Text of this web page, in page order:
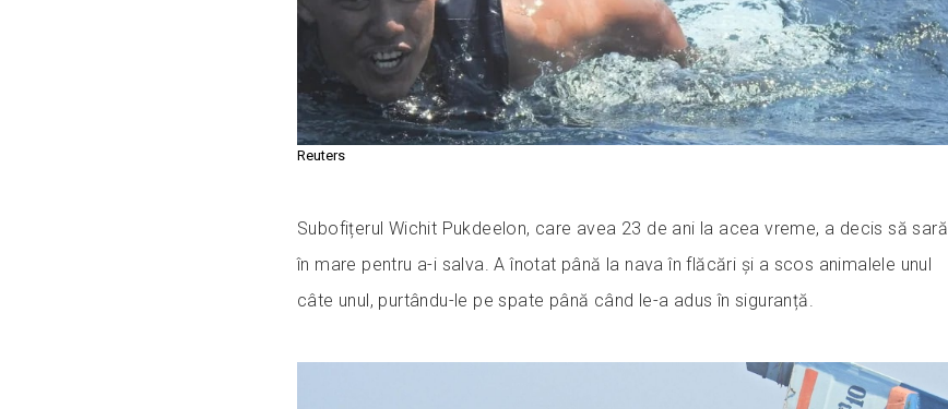
Reuters
Subofițerul Wichit Pukdeelon, care avea 23 de ani la acea vreme, a decis să sară
în mare pentru a-i salva. A înotat până la nava în flăcări și a scos animalele unul
câte unul, purtându-le pe spate până când le-a adus în siguranță.